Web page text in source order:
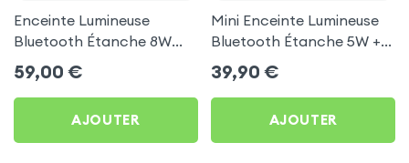
Enceinte Lumineuse
Bluetooth Étanche 8W
avec LED RGB - LinQ pour
Oppo Find X
59,00 €
AJOUTER
Mini Enceinte Lumineuse
Bluetooth Étanche 5W +
LED RGB - LinQ pour
Oppo Find X
39,90 €
AJOUTER